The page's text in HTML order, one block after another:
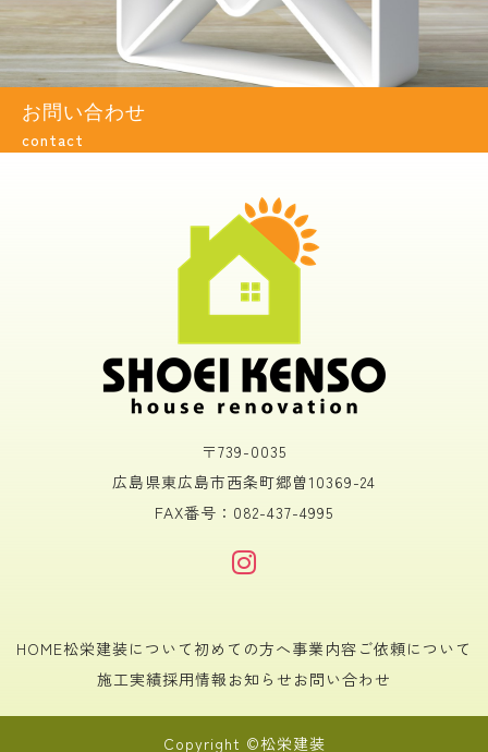
お問い合わせ
contact
〒739-0035
広島県東広島市西条町郷曽10369-24
FAX番号：082-437-4995
HOME松栄建装について 初めての方へ事業内容 ご依頼について
施工実績採用情報お知らせ お問い合わせ
Copyright ©松栄建装